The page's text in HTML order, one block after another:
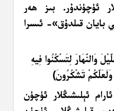
ئۈچۈندۇر. بىز ھەر
بايان قىلدۇق»- ئىسرا
يل والنَّهَار لتسكنوا فيهِ
ولعلكم تشكرون﴾
ئېلىشىڭلار ئۈچۈن